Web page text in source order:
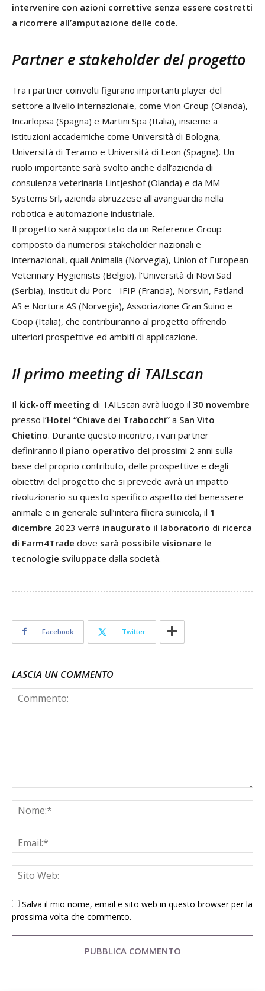
intervenire con azioni correttive senza essere costretti
a ricorrere all’amputazione delle code.
Partner e stakeholder del progetto
Tra i partner coinvolti figurano importanti player del
settore a livello internazionale, come Vion Group (Olanda),
Incarlopsa (Spagna) e Martini Spa (Italia), insieme a
istituzioni accademiche come Università di Bologna,
Università di Teramo e Università di Leon (Spagna). Un
ruolo importante sarà svolto anche dall’azienda di
consulenza veterinaria Lintjeshof (Olanda) e da MM
Systems Srl, azienda abruzzese all'avanguardia nella
robotica e automazione industriale.
Il progetto sarà supportato da un Reference Group
composto da numerosi stakeholder nazionali e
internazionali, quali Animalia (Norvegia), Union of European
Veterinary Hygienists (Belgio), l'Università di Novi Sad
(Serbia), Institut du Porc - IFIP (Francia), Norsvin, Fatland
AS e Nortura AS (Norvegia), Associazione Gran Suino e
Coop (Italia), che contribuiranno al progetto offrendo
ulteriori prospettive ed ambiti di applicazione.
Il primo meeting di TAILscan
Il kick-off meeting di TAILscan avrà luogo il 30 novembre
presso l’Hotel “Chiave dei Trabocchi” a San Vito
Chietino. Durante questo incontro, i vari partner
definiranno il piano operativo dei prossimi 2 anni sulla
base del proprio contributo, delle prospettive e degli
obiettivi del progetto che si prevede avrà un impatto
rivoluzionario su questo specifico aspetto del benessere
animale e in generale sull’intera filiera suinicola, il 1
dicembre 2023 verrà inaugurato il laboratorio di ricerca
di Farm4Trade dove sarà possibile visionare le
tecnologie sviluppate dalla società.
Facebook Twitter
LASCIA UN COMMENTO
Salva il mio nome, email e sito web in questo browser per la
prossima volta che commento.